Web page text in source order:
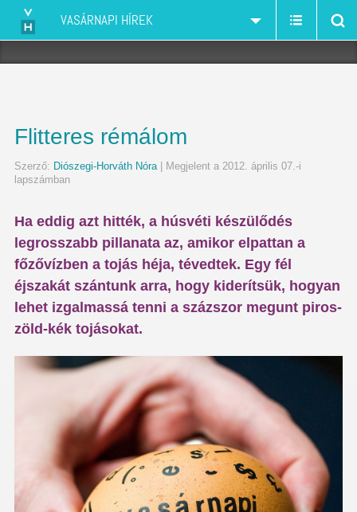
VASÁRNAPI HÍREK
Flitteres rémálom
Szerző: Diószegi-Horváth Nóra| Megjelent a 2012. április 07.-i
lapszámban
Ha eddig azt hitték, a húsvéti készülődés
legrosszabb pillanata az, amikor elpattan a
főzővízben a tojás héja, tévedtek. Egy fél
éjszakát szántunk arra, hogy kiderítsük, hogyan
lehet izgalmassá tenni a százszor megunt piros-
zöld-kék tojásokat.